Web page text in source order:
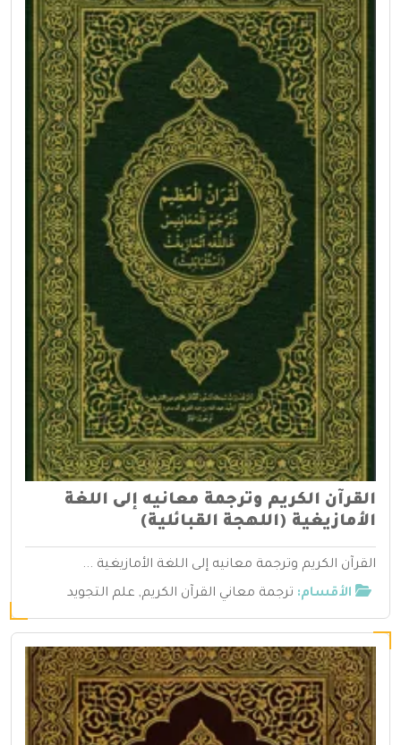
القرآن الكريم وترجمة معانيه إلى اللغة
الأمازيغية (اللهجة القبائلية)
القرآن الكريم وترجمة معانيه إلى اللغة الأمازيغية ...
الأقسام: ترجمة معاني القرآن الكريم, علم التجويد